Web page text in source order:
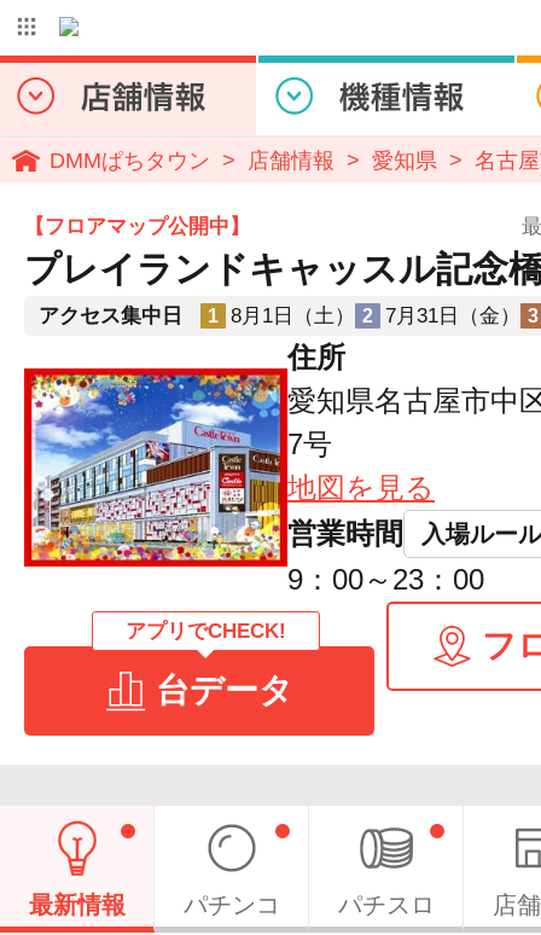
DMMぱちタウン 店舗情報 愛知県 名古
【フロアマップ公開中】
プレイランドキャッスル記念
アクセス集中日 1 8月1日（土） 2 7月31日（金） 3
住所
愛知県名古屋市中
7号
地図を見る
営業時間
入場ルール
9：00～23：00
アプリでCHECK!
台データ
フ
最新情報 パチンコ パチスロ 店